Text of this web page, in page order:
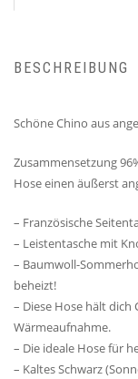
BESCHREIBUNG
Schöne Chino aus
Zusammensetzung
Hose einen äußerst
– Französische
– Leistentasche mit
– Baumwoll-
beheizt!
– Diese Hose hält
Wärmeaufnahme.
– Die ideale Hose für
– Kaltes Schwarz